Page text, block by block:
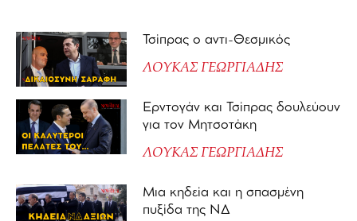
Τσίπρας ο αντι-Θεσμικός
ΛΟΥΚΑΣ ΓΕΩΡΓΙΑΔΗΣ
Ερντογάν και Τσίπρας δουλεύουν
για τον Μητσοτάκη
ΛΟΥΚΑΣ ΓΕΩΡΓΙΑΔΗΣ
Μια κηδεία και η σπασμένη
πυξίδα της ΝΔ